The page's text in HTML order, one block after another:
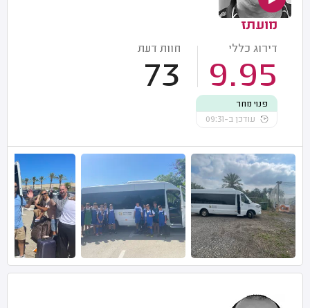
מועתז
דירוג כללי
9.95
חוות דעת
73
פנוי מחר
עודכן ב-09:31